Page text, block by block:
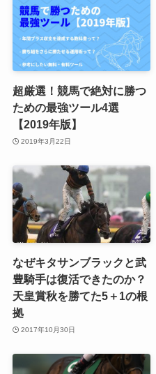
超厳選！競馬で絶対に勝つ
ための最強ツール4選
【2019年版】
2019年3月22日
なぜキタサンブラックと武
豊騎手は復活できたのか？
天皇賞秋を勝てた5＋1の根
拠
2017年10月30日